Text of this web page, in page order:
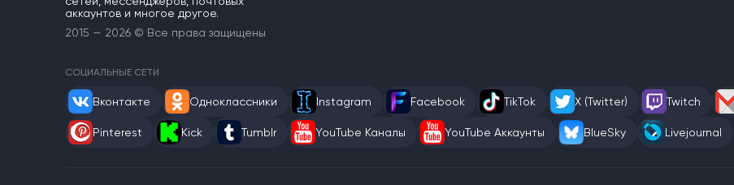
аккаунтов и многое другое.
2015 — 2026 © Все права защищены
СОЦИАЛЬНЫЕ СЕТИ
Вконтакте Одноклассники Instagram Facebook TikTok X (Twitter) Twitch
Pinterest Kick Tumblr YouTube Каналы YouTube Аккаунты BlueSky Livejournal